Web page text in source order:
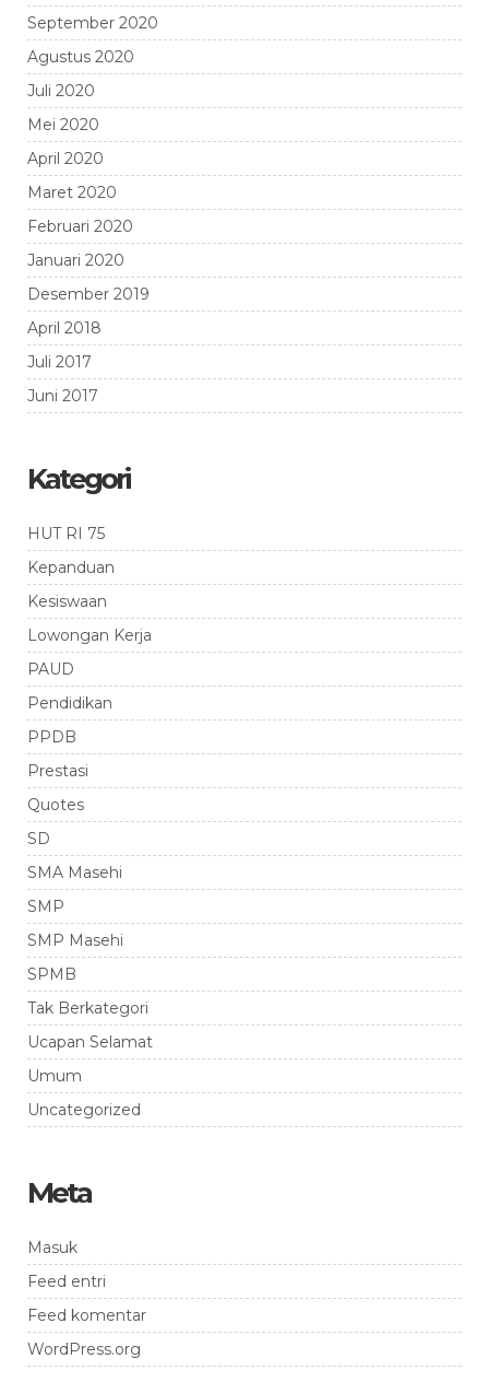
September 2020
Agustus 2020
Juli 2020
Mei 2020
April 2020
Maret 2020
Februari 2020
Januari 2020
Desember 2019
April 2018
Juli 2017
Juni 2017
Kategori
HUT RI 75
Kepanduan
Kesiswaan
Lowongan Kerja
PAUD
Pendidikan
PPDB
Prestasi
Quotes
SD
SMA Masehi
SMP
SMP Masehi
SPMB
Tak Berkategori
Ucapan Selamat
Umum
Uncategorized
Meta
Masuk
Feed entri
Feed komentar
WordPress.org